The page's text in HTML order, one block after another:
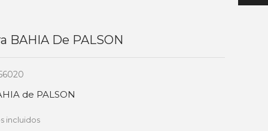
BAHIA De PALSON
de PALSON
incluidos